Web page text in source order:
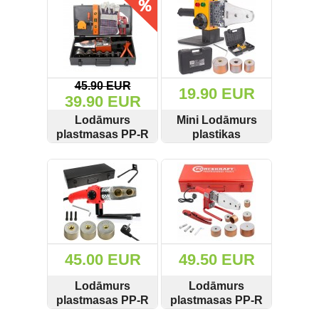
Kraft&Dele
GEKO G81033
45.90 EUR
39.90 EUR
Lodāmurs
plastmasas PP-R
KD3072
SKATĪT PIRKT
19.90 EUR
Mini Lodāmurs
plastikas
PM-ZGP-1500T1
Powermat
SKATĪT PIRKT
45.00 EUR
Lodāmurs
plastmasas PP-R
49.50 EUR
Lodāmurs
plastmasas PP-R
Griešanas diski un zāģa asmeņi
Hidrauliskās preses (20)
Hidrauliskie instrumenti (40)
Instrumentu komplekti (554)
Instrumentu rezerves daļas (37)
Kompresori (157)
Krāsošanas instrumenti (133)
Laivu dzinēji (12)
LED produkti (73)